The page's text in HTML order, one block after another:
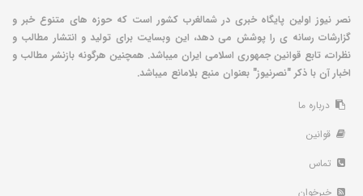
نصر نیوز اولین پایگاه خبری در شمالغرب کشور است که حوزه های متنوع خبر و
گزارشات رسانه ی را پوشش می دهد، این وبسایت برای تولید و انتشار مطالب و
نظرات، تابع قوانین جمهوری اسلامی ایران میباشد. همچنین هرگونه بازنشر مطالب و
اخبار آن با ذکر "نصرنیوز" بعنوان منبع بلامانع میباشد.
درباره ما
قوانین
تماس
خبرخوان